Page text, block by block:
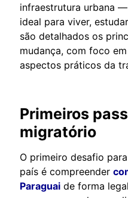
infraestrutura urbana
ideal para viver,
são detalhados os
mudança, com foco
aspectos práticos da
Primeiros
migratório
O primeiro desafio
país é compreender
Paraguai de forma